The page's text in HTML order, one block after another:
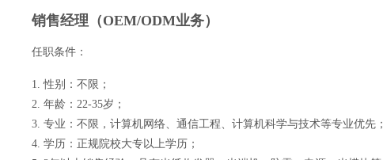
销售经理（OEM/ODM业务）
任职条件：
1. 性别：不限；
2. 年龄：22-35岁；
3. 专业：不限，计算机网络、通信工程、计算机科学与技术等专业优先；
4. 学历：正规院校大专以上学历；